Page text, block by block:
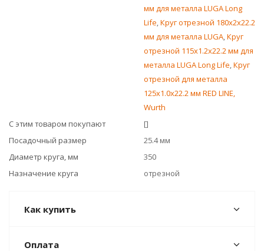
мм для металла LUGA Long
Life,Круг отрезной 180х2x22.2
мм для металла LUGA,Круг
отрезной 115х1.2x22.2 мм для
металла LUGA Long Life,Круг
отрезной для металла
125х1.0x22.2 мм RED LINE,
Wurth
С этим товаром покупают
[]
Посадочный размер
25.4 мм
Диаметр круга, мм
350
Назначение круга
отрезной
Как купить
Оплата